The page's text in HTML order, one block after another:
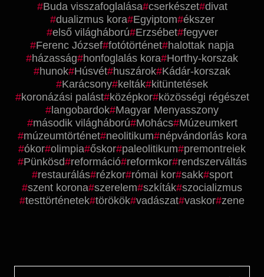
Buda visszafoglalása cserkészet divat
dualizmus kora Egyiptom ékszer
első világháború Erzsébet fegyver
Ferenc József fotótörténet halottak napja
házasság
honfoglalás kora Horthy-korszak
hunok Húsvét huszárok Kádár-korszak
Karácsony kelták kitüntetések
koronázási palást középkor közösségi régészet
langobardok Magyar Menyasszony
második világháború Mohács Múzeumkert
múzeumtörténet neolitikum népvándorlás kora
ókor olimpia őskor paleolitikum premontreiek
Pünkösd reformáció reformkor rendszerváltás
restaurálás rézkor római kor sakk sport
szent korona szerelem szkíták szocializmus
testtörténetek törökök vadászat vaskor zene